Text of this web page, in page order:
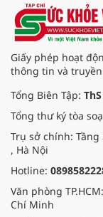
Giấy phép hoạt
thông tin và
Tổng Biên Tập:
Tổng thư ký tòa
Trụ sở chính: Tầng
, Hà Nội
Hotline:
Văn phòng
Chí Minh